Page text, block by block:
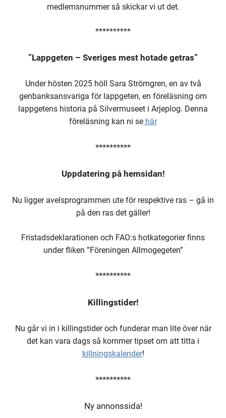
medlemsnummer så skickar vi ut det.
**********
”Lappgeten – Sveriges mest hotade getras”
Under hösten 2025 höll Sara Strömgren, en av två
genbanksansvariga för lappgeten, en föreläsning om
lappgetens historia på Silvermuseet i Arjeplog. Denna
föreläsning kan ni se här
**********
Uppdatering på hemsidan!
Nu ligger avelsprogrammen ute för respektive ras – gå in
på den ras det gäller!
Fristadsdeklarationen och FAO:s hotkategorier finns
under fliken ”Föreningen Allmogegeten”
**********
Killingstider!
Nu går vi in i killingstider och funderar man lite över när
det kan vara dags så kommer tipset om att titta i
killningskalender!
**********
Ny annonssida!